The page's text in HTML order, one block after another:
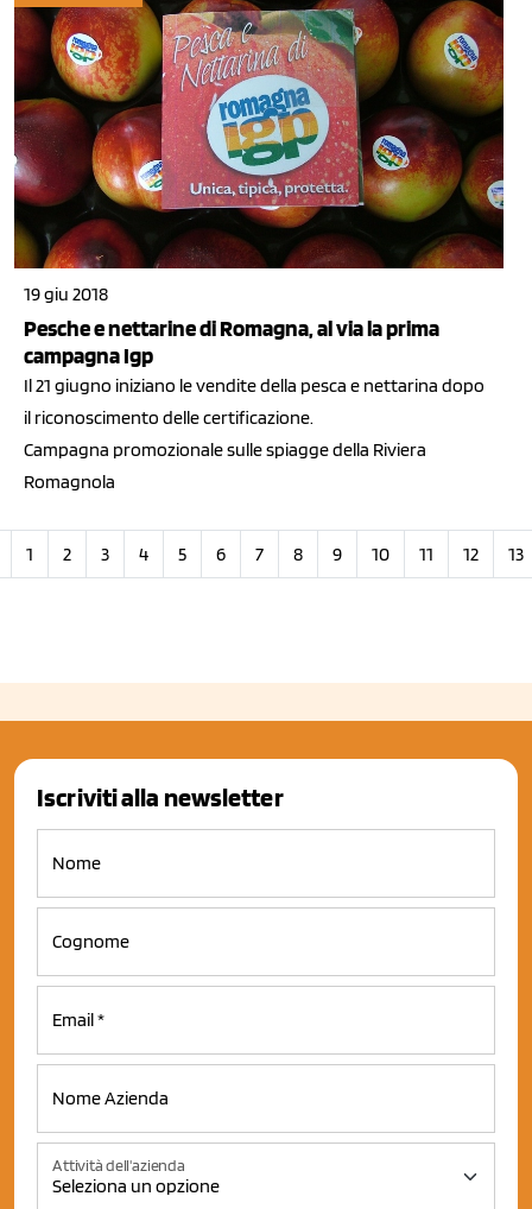
19 giu 2018
Pesche e nettarine di Romagna, al via la prima
campagna Igp
Il 21 giugno iniziano le vendite della pesca e nettarina dopo
il riconoscimento delle certificazione.
Campagna promozionale sulle spiagge della Riviera
Romagnola
1 2 3 4 5 6 7 8 9 10 11 12 13
Iscriviti alla newsletter
Attività dell'azienda